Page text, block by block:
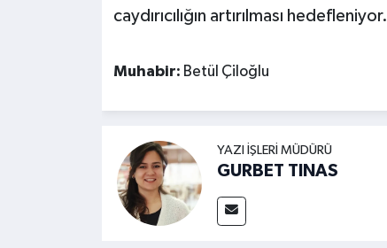
caydırıcılığın artırılması hedefleniyor.
Muhabir: Betül Çiloğlu
YAZI İŞLERI MÜDÜRÜ
GURBET TINAS